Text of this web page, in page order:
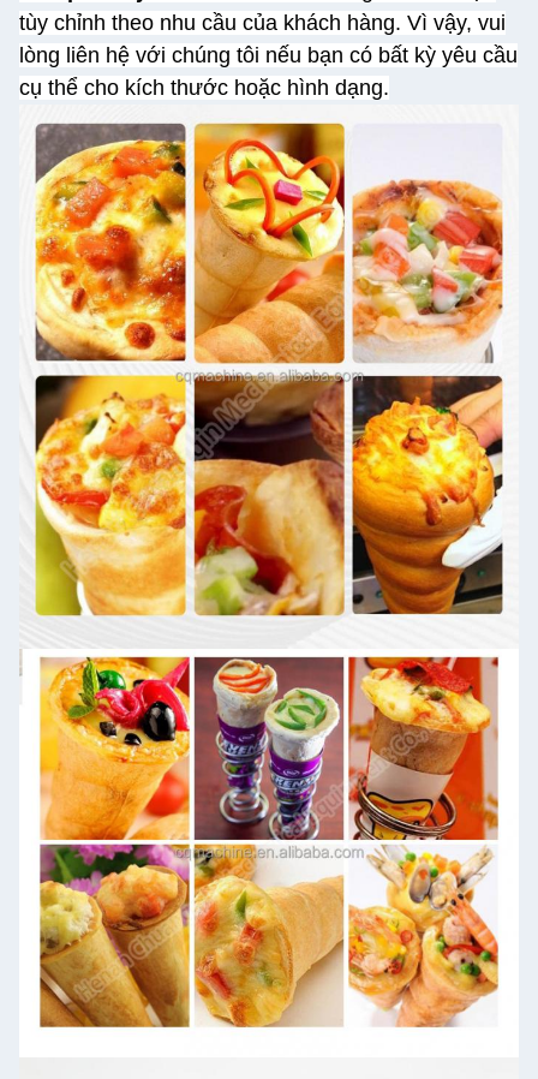
tùy chỉnh theo nhu cầu của khách hàng. Vì vậy, vui
lòng liên hệ với chúng tôi nếu bạn có bất kỳ yêu cầu
cụ thể cho kích thước hoặc hình dạng.